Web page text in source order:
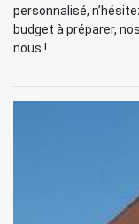
personnalisé,
budget à préparer,
nous !